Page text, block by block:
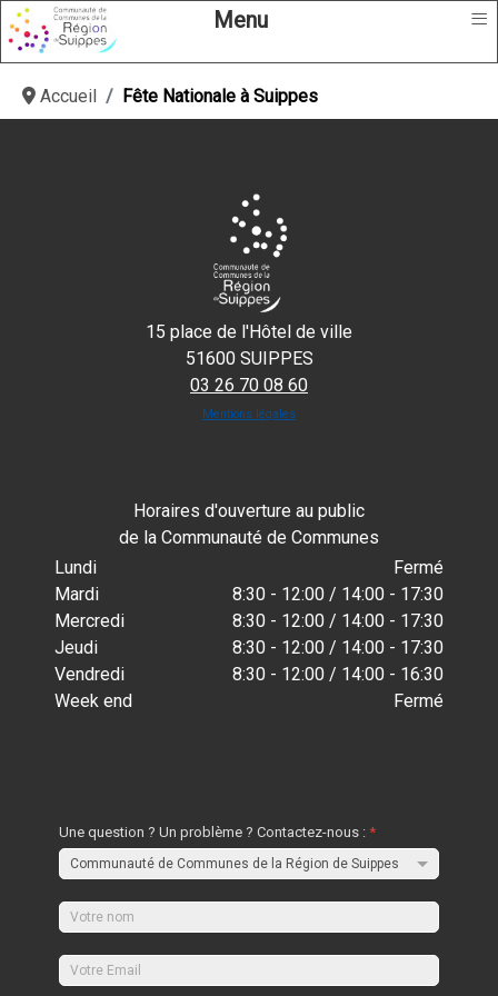
Menu ≡
Accueil Fête Nationale à Suippes
15 place de l'Hôtel de ville
51600 SUIPPES
03 26 70 08 60
Mentions légales
Horaires d'ouverture au public
de la Communauté de Communes
Lundi
Fermé
Mardi
8:30 - 12:00 / 14:00 - 17:30
Mercredi
8:30 - 12:00 / 14:00 - 17:30
Jeudi
8:30 - 12:00 / 14:00 - 17:30
Vendredi
8:30 - 12:00 / 14:00 - 16:30
Week end
Fermé
Une question ? Un problème ? Contactez-nous :*